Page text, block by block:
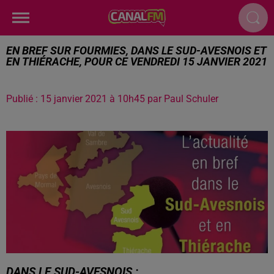
EN BREF SUR FOURMIES, DANS LE SUD-AVESNOIS ET
EN THIÉRACHE, POUR CE VENDREDI 15 JANVIER 2021
Publié : 15 janvier 2021 à 10h45 par Paul Schuler